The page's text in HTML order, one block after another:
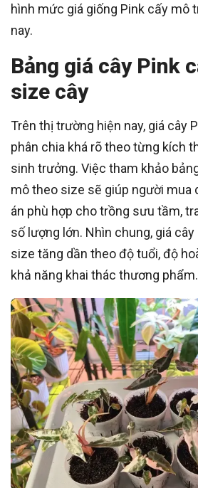
hình mức giá giống Pink cấy mô
nay.
Bảng giá cây Pink
size cây
Trên thị trường hiện nay, giá cây
phân chia khá rõ theo từng kích
sinh trưởng. Việc tham khảo
mô theo size sẽ giúp người mua
án phù hợp cho trồng sưu tầm,
số lượng lớn. Nhìn chung, giá
size tăng dần theo độ tuổi, độ
khả năng khai thác thương phẩm.